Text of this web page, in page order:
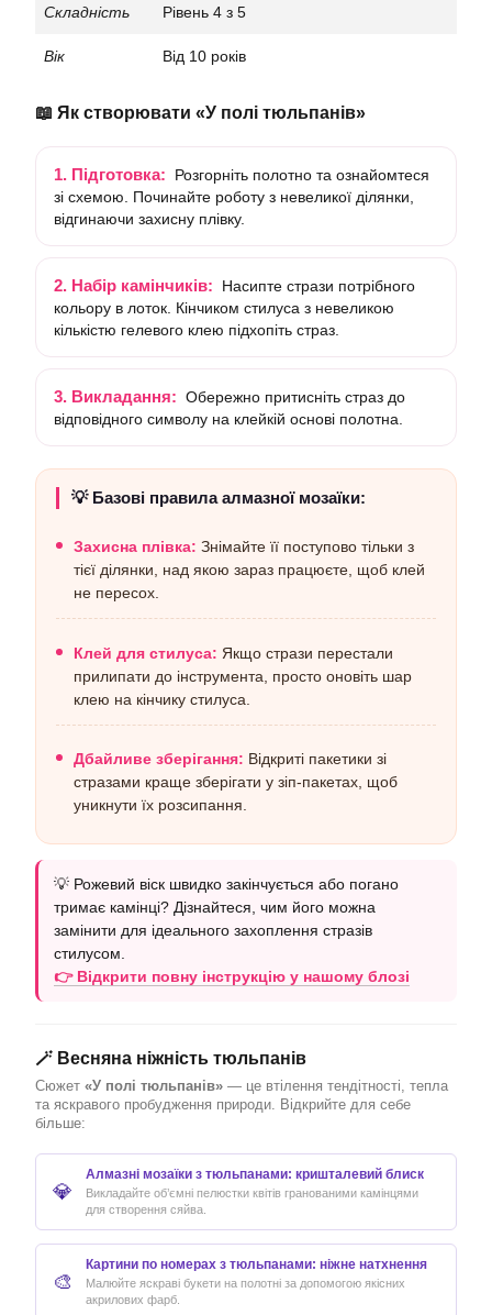
Складність Рівень 4 з 5
Вік Від 10 років
📖 Як створювати «У полі тюльпанів»
1. Підготовка:
Розгорніть полотно та ознайомтеся
зі схемою. Починайте роботу з невеликої ділянки,
відгинаючи захисну плівку.
2. Набір камінчиків:
Насипте стрази потрібного
кольору в лоток. Кінчиком стилуса з невеликою
кількістю гелевого клею підхопіть страз.
3. Викладання: Обережно притисніть страз до
відповідного символу на клейкій основі полотна.
💡 Базові правила алмазної мозаїки:
Захисна плівка: Знімайте її поступово тільки з
тієї ділянки, над якою зараз працюєте, щоб клей
не пересох.
Клей для стилуса: Якщо стрази перестали
прилипати до інструмента, просто оновіть шар
клею на кінчику стилуса.
Дбайливе зберігання: Відкриті пакетики зі
стразами краще зберігати у зіп-пакетах, щоб
уникнути їх розсипання.
💡 Рожевий віск швидко закінчується або погано
тримає камінці? Дізнайтеся, чим його можна
замінити для ідеального захоплення стразів
стилусом.
👉 Відкрити повну інструкцію у нашому блозі
🪄 Весняна ніжність тюльпанів
Сюжет «У полі тюльпанів» — це втілення тендітності, тепла
та яскравого пробудження природи. Відкрийте для себе
більше:
💎
Алмазні мозаїки з тюльпанами: кришталевий блиск
Викладайте об’ємні пелюстки квітів гранованими камінцями
для створення сяйва.
🎨
Картини по номерах з тюльпанами: ніжне натхнення
Малюйте яскраві букети на полотні за допомогою якісних
акрилових фарб.